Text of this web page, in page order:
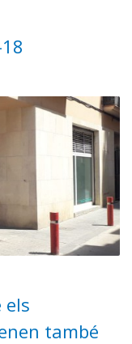
els
també